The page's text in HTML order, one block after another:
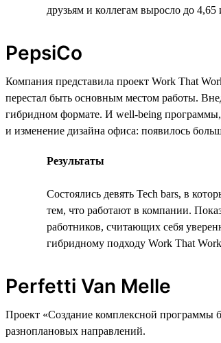
друзьям и коллегам выросло до
PepsiCo
Компания представила проект Work That
перестал быть основным местом работы.
гибридном формате. И well-being
и изменение дизайна офиса: появилось
Результаты
Состоялись девять Tech bars, в
тем, что работают в компании.
работников, считающих себя
гибридному подходу Work That
Perfetti Van Melle
Проект «Создание комплексной программы
разноплановых направлений.